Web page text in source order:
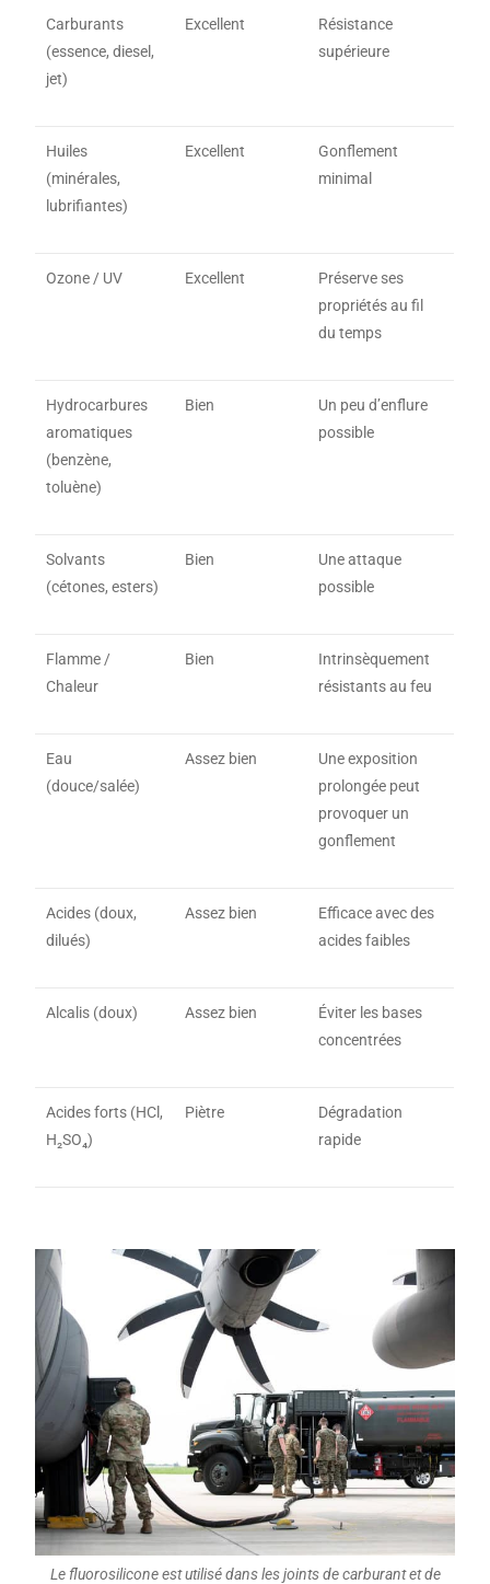
Carburants
(essence, diesel,
jet)
Excellent
Résistance
supérieure
Huiles
(minérales,
lubrifiantes)
Excellent
Gonflement
minimal
Ozone / UV Excellent
Préserve ses
propriétés au fil
du temps
Hydrocarbures
aromatiques
(benzène,
toluène)
Bien
Un peu d’enflure
possible
Solvants
(cétones, esters)
Bien
Une attaque
possible
Flamme /
Chaleur
Bien
Intrinsèquement
résistants au feu
Eau
(douce/salée)
Assez bien
Une exposition
prolongée peut
provoquer un
gonflement
Acides (doux,
dilués)
Assez bien
Efficace avec des
acides faibles
Alcalis (doux) Assez bien
Éviter les bases
concentrées
Acides forts (HCl,
H₂SO₄)
Piètre
Dégradation
rapide
Le fluorosilicone est utilisé dans les joints de carburant et de